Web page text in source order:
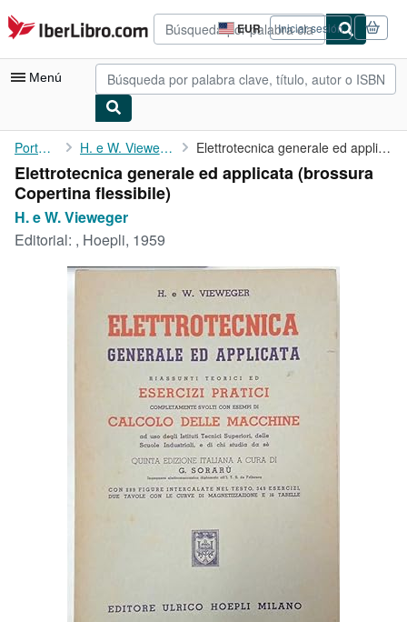
Pasar al contenido principal
IberLibro.com EUR
Preferencias
de
compra
del
Iniciar sesión
Menú
Mi cuenta
Consultar mis pedidos
Búsqueda avanzada
Colecciones
Libros antiguos
Comenzar a vender
CERRAR
Portada H. e W. Vieweger Elettrotecnica generale ed applicata
Elettrotecnica generale ed applicata (brossura
Copertina flessibile)
H. e W. Vieweger
Editorial: , Hoepli, 1959